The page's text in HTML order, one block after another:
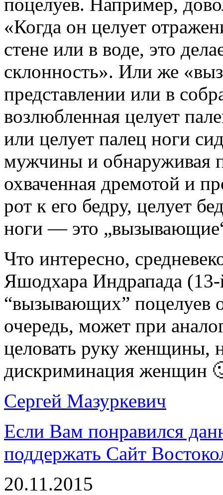
«Когда он целует
стене или в воде, это
склонность». Или же
представлении или в
возлюбленная целует
или целует палец ноги
мужчины и обнаруживая
охваченная дремотой и
рот к его бедру, целует
ноги — это
Что интересно,
Яшодхара Индрапада
“вызывающих” поцелуев
очередь, может при
целовать руку женщины,
дискриминация женщин
Сергей Мазуркевич
Если Вам понравился
поддержать Сайт
20.11.2015